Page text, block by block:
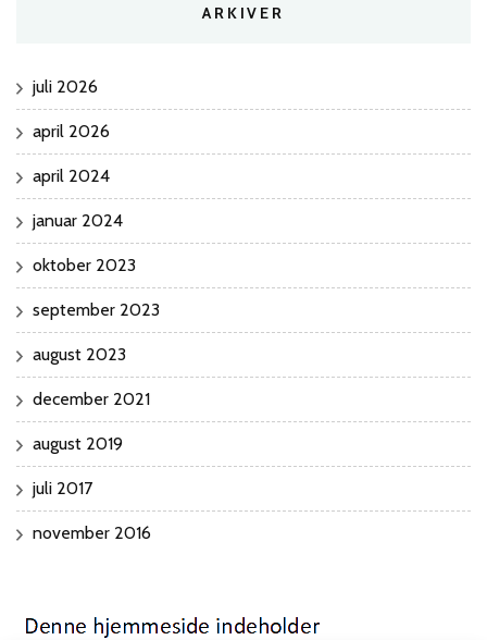
ARKIVER
juli 2026
april 2026
april 2024
januar 2024
oktober 2023
september 2023
august 2023
december 2021
august 2019
juli 2017
november 2016